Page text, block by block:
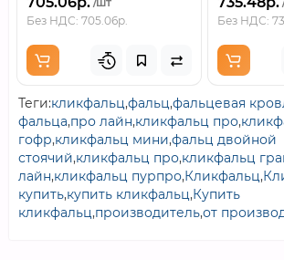
Без НДС: 705.06р.
Без НДС:
Теги:кликфальц,фальц,фальцевая
фальца,про лайн,кликфальц про,
гофр,кликфальц мини,фальц двойной
стоячий,кликфальц про,кликфальц
лайн,кликфальц пурпро,Кликфальц,
купить,купить кликфальц,Купить
кликфальц,производитель,от